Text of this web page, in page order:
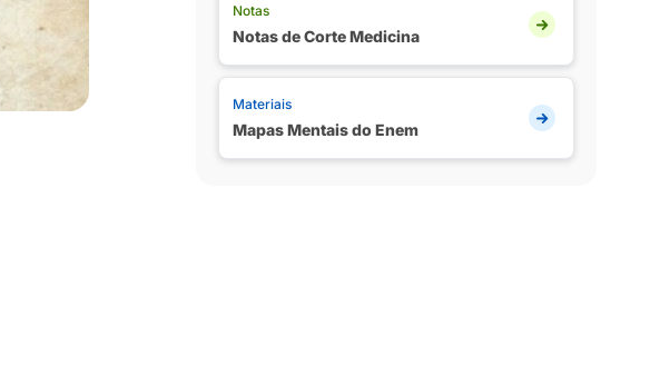
Notas
Notas de Corte Medicina
Materiais
Mapas Mentais do Enem